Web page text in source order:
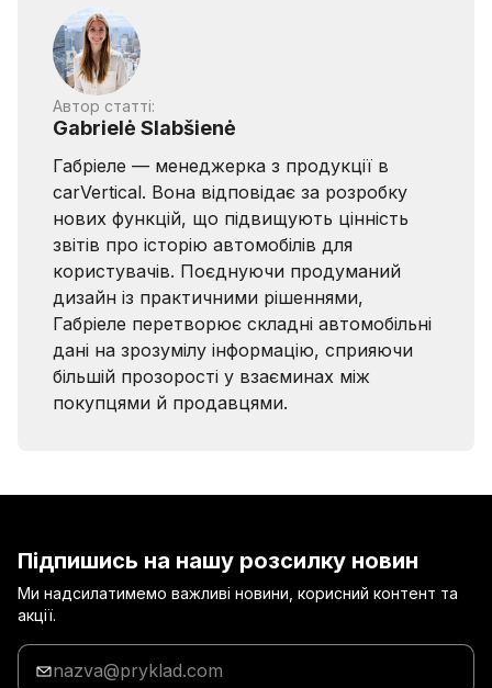
Автор статті:
Gabrielė Slabšienė
Габріеле — менеджерка з продукції в
carVertical. Вона відповідає за розробку
нових функцій, що підвищують цінність
звітів про історію автомобілів для
користувачів. Поєднуючи продуманий
дизайн із практичними рішеннями,
Габріеле перетворює складні автомобільні
дані на зрозумілу інформацію, сприяючи
більшій прозорості у взаєминах між
покупцями й продавцями.
Підпишись на нашу розсилку новин
Ми надсилатимемо важливі новини, корисний контент та
акції.
Введи
адресу